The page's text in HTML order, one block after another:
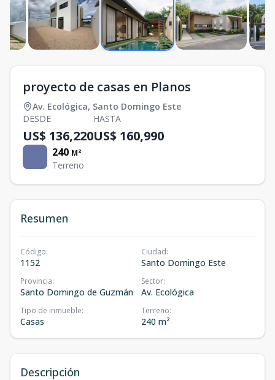
proyecto de casas en Planos
Av. Ecológica, Santo Domingo Este
DESDE
US$ 136,220
HASTA
US$ 160,990
240 M²
Terreno
Resumen
Código:
1152
Ciudad:
Santo Domingo Este
Provincia:
Santo Domingo de Guzmán
Sector:
Av. Ecológica
Tipo de inmueble:
Casas
Terreno:
240 m²
Descripción